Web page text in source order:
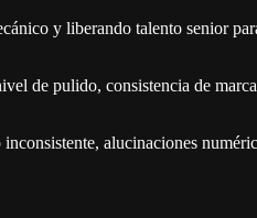
y liberando talento senior
de pulido, consistencia de
alucinaciones